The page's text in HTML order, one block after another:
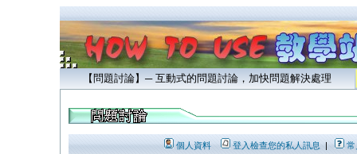
【問題討論】─ 互動式的問題討論，加快問題解決處理
個人資料 登入檢查您的私人訊息| 常